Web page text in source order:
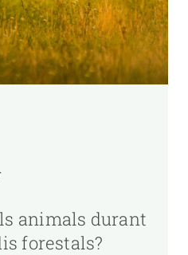
animals durant
forestals?